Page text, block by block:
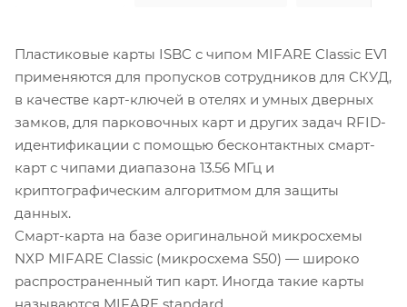
Пластиковые карты ISBC с чипом MIFARE Classic EV1
применяются для пропусков сотрудников для СКУД,
в качестве карт-ключей в отелях и умных дверных
замков, для парковочных карт и других задач RFID-
идентификации с помощью бесконтактных смарт-
карт с чипами диапазона 13.56 МГц и
криптографическим алгоритмом для защиты
данных.
Смарт-карта на базе оригинальной микросхемы
NXP MIFARE Classic (микросхема S50) — широко
распространенный тип карт. Иногда такие карты
называются MIFARE standard.